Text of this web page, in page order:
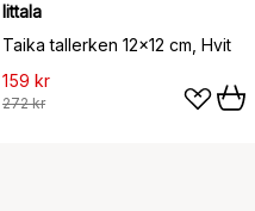
Iittala
Taika tallerken 12x12 cm, Hvit
159 kr
272 kr